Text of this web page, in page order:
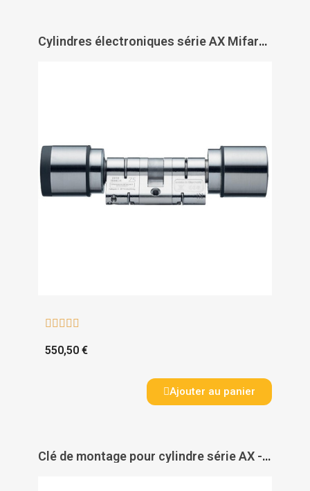
Cylindres électroniques série AX Mifare - SIMONS VOSS
    
550,50 €
Ajouter au panier
Clé de montage pour cylindre série AX - SIMONS VOSS